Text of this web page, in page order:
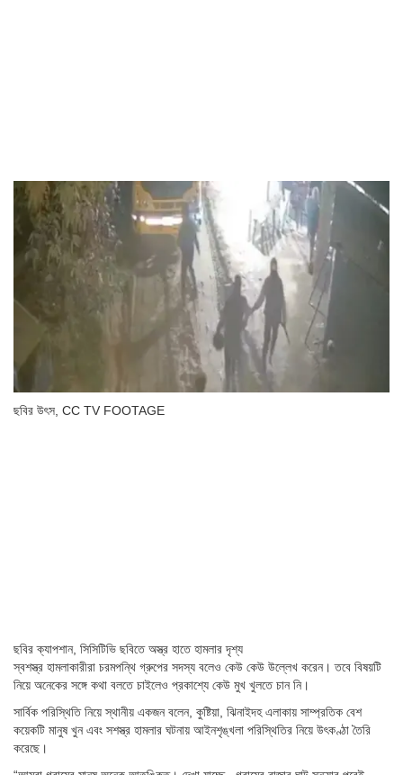
ছবির উৎস, CC TV FOOTAGE
ছবির ক্যাপশান, সিসিটিভি ছবিতে অস্ত্র হাতে হামলার দৃশ্য
স্বশস্ত্র হামলাকারীরা চরমপন্থি গ্রুপের সদস্য বলেও কেউ কেউ উল্লেখ করেন। তবে বিষয়টি
নিয়ে অনেকের সঙ্গে কথা বলতে চাইলেও প্রকাশ্যে কেউ মুখ খুলতে চান নি।
সার্বিক পরিস্থিতি নিয়ে স্থানীয় একজন বলেন, কুষ্টিয়া, ঝিনাইদহ এলাকায় সাম্প্রতিক বেশ
কয়েকটি মানুষ খুন এবং সশস্ত্র হামলার ঘটনায় আইনশৃঙ্খলা পরিস্থিতির নিয়ে উৎকণ্ঠা তৈরি
করেছে।